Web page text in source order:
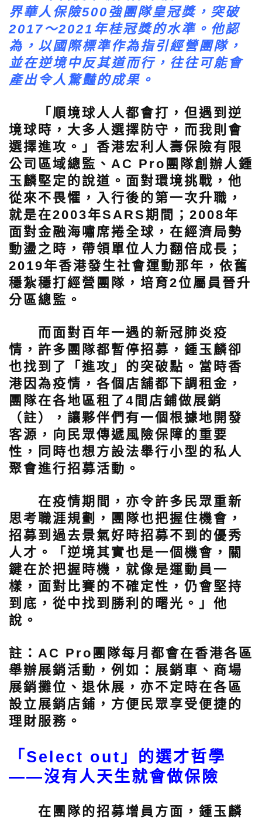
界華人保險500強團隊皇冠獎，突破
2017～2021年桂冠獎的水準。他認
為，以國際標準作為指引經營團隊，
並在逆境中反其道而行，往往可能會
產出令人驚豔的成果。
「順境球人人都會打，但遇到逆
境球時，大多人選擇防守，而我則會
選擇進攻。」香港宏利人壽保險有限
公司區域總監、AC Pro團隊創辦人鍾
玉麟堅定的說道。面對環境挑戰，他
從來不畏懼，入行後的第一次升職，
就是在2003年SARS期間；2008年
面對金融海嘯席捲全球，在經濟局勢
動盪之時，帶領單位人力翻倍成長；
2019年香港發生社會運動那年，依舊
穩紮穩打經營團隊，培育2位屬員晉升
分區總監。
而面對百年一遇的新冠肺炎疫
情，許多團隊都暫停招募，鍾玉麟卻
也找到了「進攻」的突破點。當時香
港因為疫情，各個店舖都下調租金，
團隊在各地區租了4間店鋪做展銷
（註），讓夥伴們有一個根據地開發
客源，向民眾傳遞風險保障的重要
性，同時也想方設法舉行小型的私人
聚會進行招募活動。
在疫情期間，亦令許多民眾重新
思考職涯規劃，團隊也把握住機會，
招募到過去景氣好時招募不到的優秀
人才。「逆境其實也是一個機會，關
鍵在於把握時機，就像是運動員一
樣，面對比賽的不確定性，仍會堅持
到底，從中找到勝利的曙光。」他
說。
註：AC Pro團隊每月都會在香港各區
舉辦展銷活動，例如：展銷車、商場
展銷攤位、退休展，亦不定時在各區
設立展銷店鋪，方便民眾享受便捷的
理財服務。
「Select out」的選才哲學
——沒有人天生就會做保險
在團隊的招募增員方面，鍾玉麟